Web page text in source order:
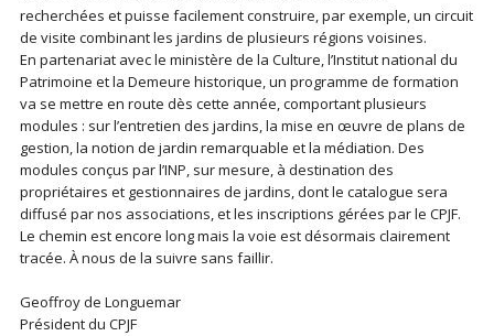
recherchées et puisse facilement construire, par exemple, un circuit
de visite combinant les jardins de plusieurs régions voisines.
En partenariat avec le ministère de la Culture, l’Institut national du
Patrimoine et la Demeure historique, un programme de formation
va se mettre en route dès cette année, comportant plusieurs
modules : sur l’entretien des jardins, la mise en œuvre de plans de
gestion, la notion de jardin remarquable et la médiation. Des
modules conçus par l’INP, sur mesure, à destination des
propriétaires et gestionnaires de jardins, dont le catalogue sera
diffusé par nos associations, et les inscriptions gérées par le CPJF.
Le chemin est encore long mais la voie est désormais clairement
tracée. À nous de la suivre sans faillir.
Geoffroy de Longuemar
Président du CPJF